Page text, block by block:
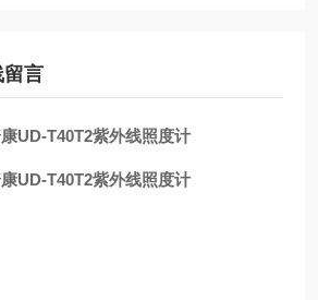
留言
UD-T40T2紫外线照度计
UD-T40T2紫外线照度计